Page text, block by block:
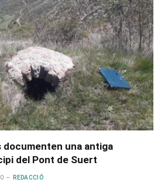
documenten una antiga
del Pont de Suert
REDACCIÓ